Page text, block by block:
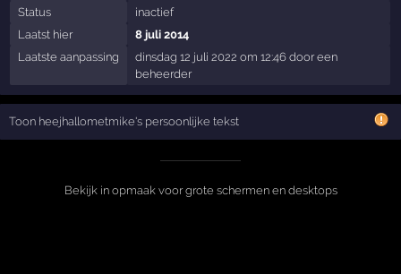
Status
inactief
Laatst hier
8 juli 2014
Laatste aanpassing
dinsdag 12 juli 2022 om 12:46 door een
beheerder
Toon heejhallometmike's persoonlijke tekst
Bekijk in opmaak voor grote schermen en desktops